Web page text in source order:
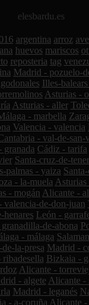
elesbardu.es
argentina arroz
huevos mariscos
reposteria tag
Madrid - pozuelo-
Illes-
Asturias -
Asturias - aller
- marbella
Valencia - valencia
- val-de-san-
granada Cádiz - tarifa
Santa-cruz-de-
palmas - yaiza
- la-muela Asturias
- mogán Alicante -
valencia-de-don-juan
henares León -
de-abona
- málaga
la-presa Madrid -
ribadesella Bizkaia -
Alicante -
- algete Alicante -
Madrid - leganés
- a-coruña Alicante